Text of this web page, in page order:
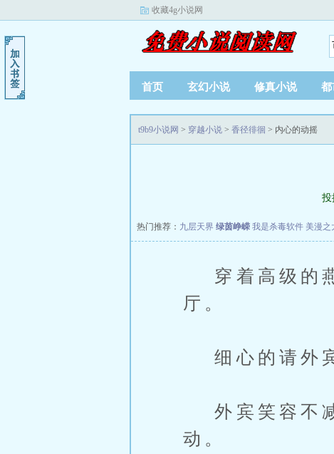
收藏4g小说网
首页 玄幻小说 修真小说 都
t9b9小说网 > 穿越小说 > 香径徘徊 > 内心的动摇
投
热门推荐： 九层天界 绿茵峥嵘 我是杀毒软件 美漫之
穿着高级的燕
厅。
细心的请外宾
外宾笑容不减
动。